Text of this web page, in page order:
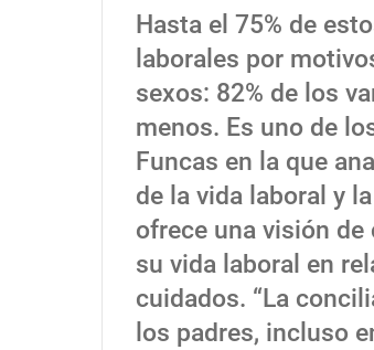
Hasta el 75% de
laborales por
sexos: 82% de los
menos. Es uno de
Funcas en la que
de la vida laboral y
ofrece una visión
su vida laboral en
cuidados. “La
los padres, incluso